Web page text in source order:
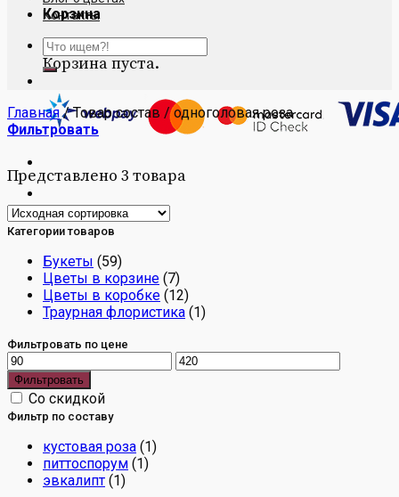
Корзина
Корзина пуста.
Контакты
Искать:
Главная /Товар состав /одноголовая роза
Фильтровать
Представлено 3 товара
Категории товаров
Букеты (59)
Цветы в корзине (7)
Цветы в коробке (12)
Траурная флористика (1)
Фильтровать по цене
Фильтровать
Со скидкой
Фильтр по составу
кустовая роза (1)
питтоспорум (1)
эвкалипт (1)